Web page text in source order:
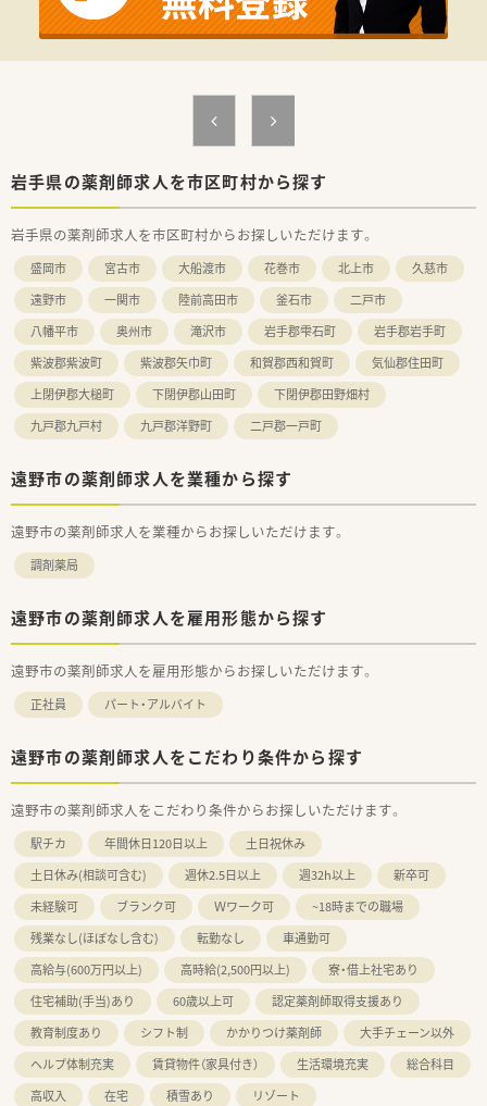
■内科・消化器科メインで処方箋応需しており、薬の品目数も多
く、やりがいのある職場です。
■ご高齢の方のご利用も多く、会話を大事にしながら業務出来る
岩手県の薬剤師求人を市区町村から探す
岩手県の薬剤師求人を市区町村からお探しいただけます。
盛岡市 宮古市 大船渡市 花巻市 北上市
久慈市
遠野市
一関市 陸前高田市 釜石市
二戸市
八幡平市
奥州市 滝沢市 岩手郡雫石町
岩手郡岩手町
紫波郡紫波町
紫波郡矢巾町 和賀郡西和賀町
気仙郡住田町
上閉伊郡大槌町
下閉伊郡山田町
下閉伊郡田野畑村
九戸郡九戸村
九戸郡洋野町 二戸郡一戸町
遠野市の薬剤師求人を業種から探す
遠野市の薬剤師求人を業種からお探しいただけます。
調剤薬局
遠野市の薬剤師求人を雇用形態から探す
遠野市の薬剤師求人を雇用形態からお探しいただけます。
正社員 パート・アルバイト
遠野市の薬剤師求人をこだわり条件から探す
遠野市の薬剤師求人をこだわり条件からお探しいただけます。
駅チカ 年間休日120日以上
土日祝休み
土日休み(相談可含む)
週休2.5日以上 週32h以上
新卒可
未経験可
ブランク可 Ｗワーク可
~18時までの職場
残業なし(ほぼなし含む)
転勤なし
車通勤可
高給与(600万円以上)
高時給(2,500円以上)
寮・借上社宅あり
住宅補助(手当)あり
60歳以上可
認定薬剤師取得支援あり
教育制度あり
シフト制 かかりつけ薬剤師
大手チェーン以外
ヘルプ体制充実
賃貸物件（家具付き） 生活環境充実
総合科目
高収入
在宅 積雪あり リゾート